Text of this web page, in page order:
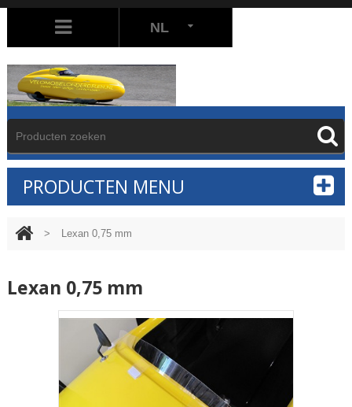
NL
PRODUCTEN MENU
> Lexan 0,75 mm
Lexan 0,75 mm